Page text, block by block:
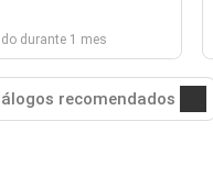
durante 1 mes
recomendados